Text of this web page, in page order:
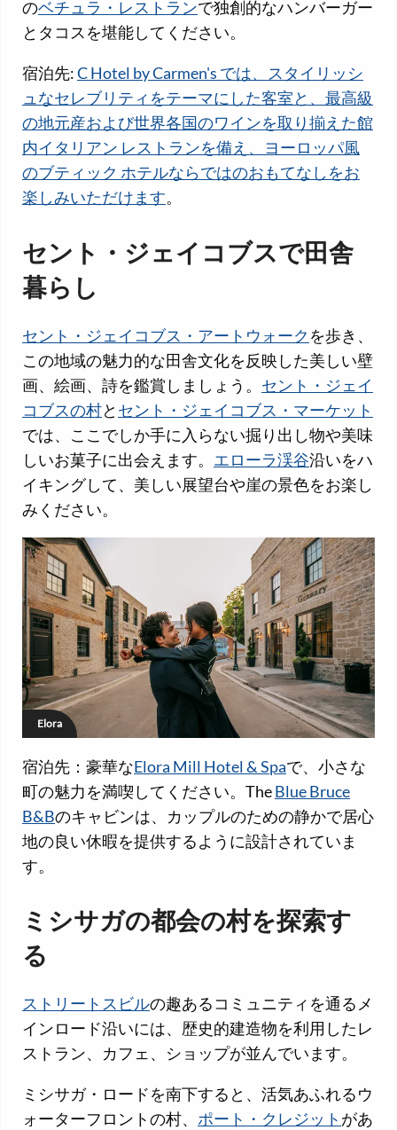
のベチュラ・レストランで独創的なハンバーガー
とタコスを堪能してください。
宿泊先:C Hotel by Carmen's では、スタイリッシ
ュなセレブリティをテーマにした客室と、最高級
の地元産および世界各国のワインを取り揃えた館
内イタリアン レストランを備え、ヨーロッパ風
のブティック ホテルならではのおもてなしをお
楽しみいただけます。
セント・ジェイコブスで田舎
暮らし
セント・ジェイコブス・アートウォーク を歩き、
この地域の魅力的な田舎文化を反映した美しい壁
画、絵画、詩を鑑賞しましょう。 セント・ジェイ
コブスの村と セント・ジェイコブス・マーケット
では、ここでしか手に入らない掘り出し物や美味
しいお菓子に出会えます。 エローラ渓谷沿いをハ
イキングして、美しい展望台や崖の景色をお楽し
みください。
Elora
宿泊先：豪華なElora Mill Hotel & Spaで、小さな
町の魅力を満喫してください。TheBlue Bruce
B&Bのキャビンは、カップルのための静かで居心
地の良い休暇を提供するように設計されていま
す。
ミシサガの都会の村を探索す
る
ストリートスビルの趣あるコミュニティを通るメ
インロード沿いには、歴史的建造物を利用したレ
ストラン、カフェ、ショップが並んでいます。
ミシサガ・ロードを南下すると、活気あふれるウ
ォーターフロントの村、 ポート・クレジット があ